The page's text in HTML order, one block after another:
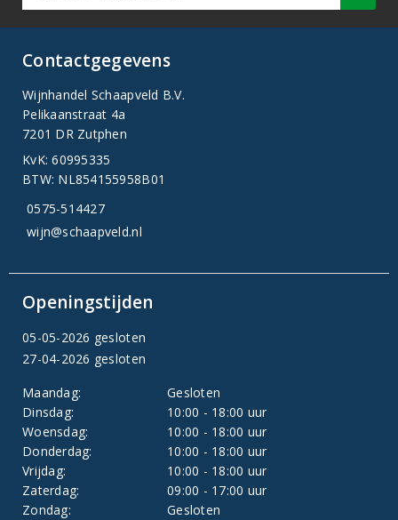
Contactgegevens
Wijnhandel Schaapveld B.V.
Pelikaanstraat 4a
7201 DR Zutphen
KvK: 60995335
BTW: NL854155958B01
0575-514427
wijn@schaapveld.nl
Openingstijden
05-05-2026 gesloten
27-04-2026 gesloten
Maandag:
Gesloten
Dinsdag:
10:00 - 18:00 uur
Woensdag:
10:00 - 18:00 uur
Donderdag:
10:00 - 18:00 uur
Vrijdag:
10:00 - 18:00 uur
Zaterdag:
09:00 - 17:00 uur
Zondag:
Gesloten